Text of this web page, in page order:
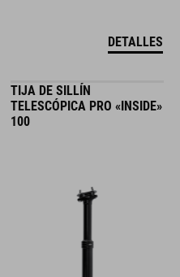
DETALLES
TIJA DE SILLÍN
TELESCÓPICA PRO «INSIDE»
100